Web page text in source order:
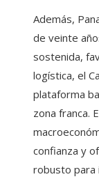
Además,
de veinte
sostenida,
logística, el
plataforma
zona franca.
confianza y
robusto para